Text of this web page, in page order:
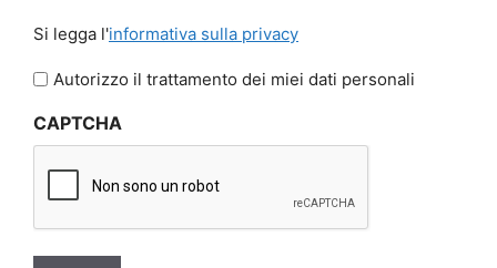
legga
l'informativa
privacy
Si legga l'informativa sulla privacy
Autorizzo il trattamento dei miei dati personali
CAPTCHA